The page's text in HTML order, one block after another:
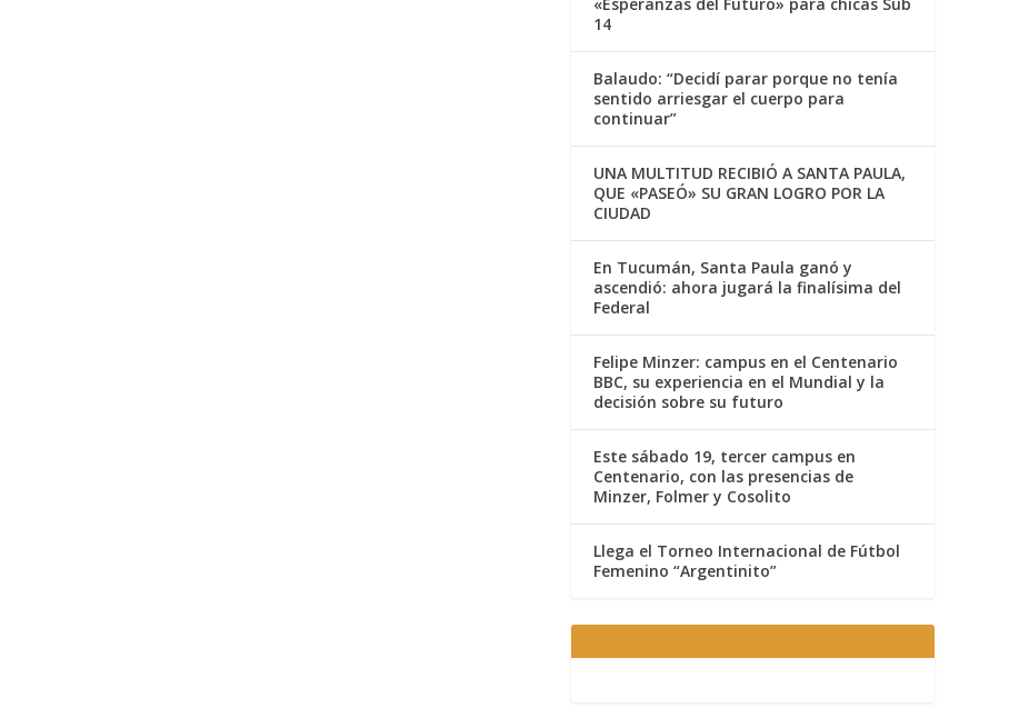
14
Balaudo: “Decidí parar porque no tenía
sentido arriesgar el cuerpo para
continuar”
UNA MULTITUD RECIBIÓ A SANTA PAULA,
QUE «PASEÓ» SU GRAN LOGRO POR LA
CIUDAD
En Tucumán, Santa Paula ganó y
ascendió: ahora jugará la finalísima del
Federal
Felipe Minzer: campus en el Centenario
BBC, su experiencia en el Mundial y la
decisión sobre su futuro
Este sábado 19, tercer campus en
Centenario, con las presencias de
Minzer, Folmer y Cosolito
Llega el Torneo Internacional de Fútbol
Femenino “Argentinito”